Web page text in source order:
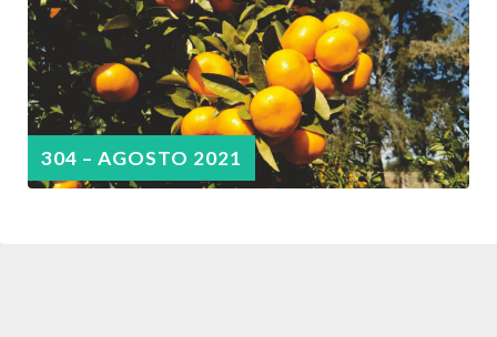
304 – AGOSTO 2021